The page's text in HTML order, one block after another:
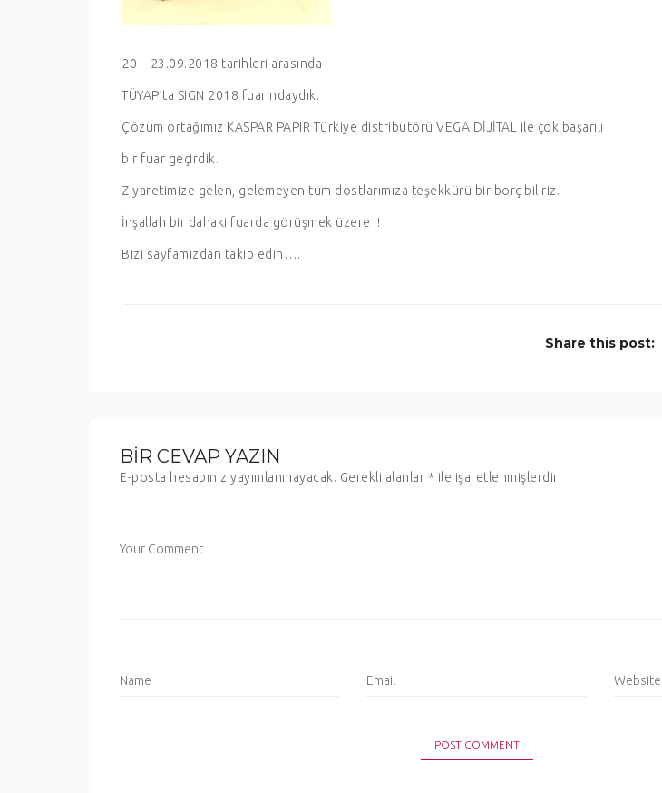
20 – 23.09.2018 tarihleri arasında
TÜYAP’ta SIGN 2018 fuarındaydık.
Çözüm ortağımız KASPAR PAPIR Türkiye distribütörü VEGA DİJİTAL ile çok başarılı
bir fuar geçirdik.
Ziyaretimize gelen, gelemeyen tüm dostlarımıza teşekkürü bir borç biliriz.
İnşallah bir dahaki fuarda görüşmek üzere !!
Bizi sayfamızdan takip edin….
Share this post:
BIR CEVAP YAZIN
E-posta hesabınız yayımlanmayacak. Gerekli alanlar * ile işaretlenmişlerdir